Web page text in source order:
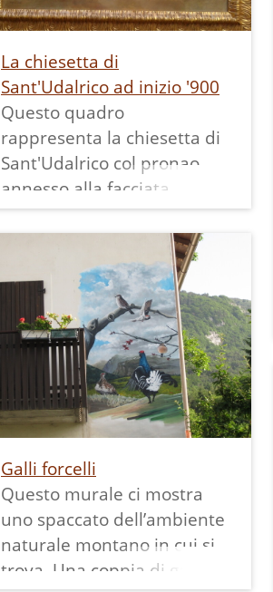
La chiesetta di
Sant'Udalrico ad inizio '900
Questo quadro
rappresenta la chiesetta di
Sant'Udalrico col pronao
annesso alla facciata
principale, sotto il quale
passava la strada; esso
crollò all’inizio degli anni
'60, mentre venivano
eseguiti i lavori per la
realizzazione dell’attuale
strada provinciale.
La tecnica è in acrilico,
volutamete anticato.
Galli forcelli
Questo murale ci mostra
uno spaccato dell’ambiente
naturale montano in cui si
trova. Una coppia di galli